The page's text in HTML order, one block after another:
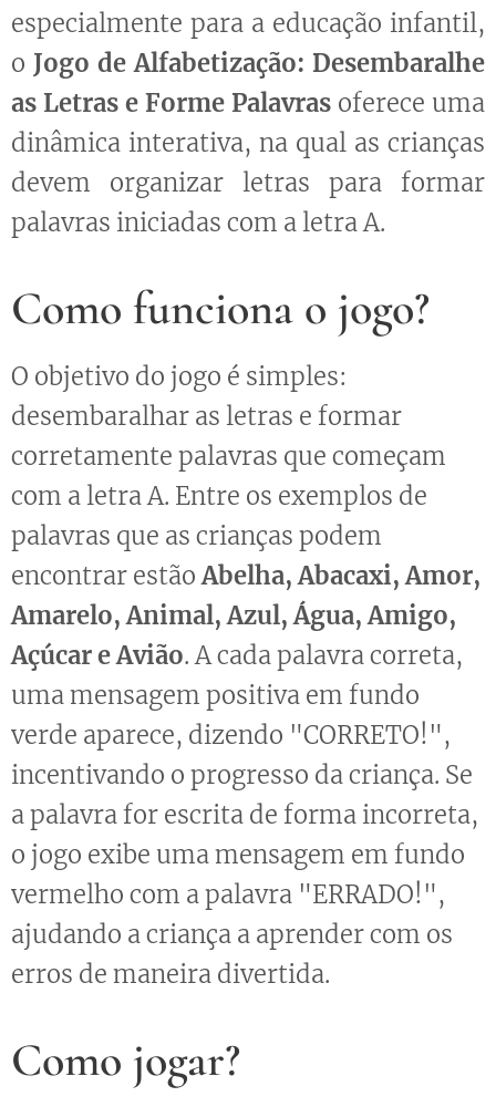
especialmente para a educação infantil,
o Jogo de Alfabetização: Desembaralhe
as Letras e Forme Palavras oferece uma
dinâmica interativa, na qual as crianças
devem organizar letras para formar
palavras iniciadas com a letra A.
Como funciona o jogo?
O objetivo do jogo é simples:
desembaralhar as letras e formar
corretamente palavras que começam
com a letra A. Entre os exemplos de
palavras que as crianças podem
encontrar estãoAbelha, Abacaxi, Amor,
Amarelo, Animal, Azul, Água, Amigo,
Açúcar e Avião. A cada palavra correta,
uma mensagem positiva em fundo
verde aparece, dizendo "CORRETO!",
incentivando o progresso da criança. Se
a palavra for escrita de forma incorreta,
o jogo exibe uma mensagem em fundo
vermelho com a palavra "ERRADO!",
ajudando a criança a aprender com os
erros de maneira divertida.
Como jogar?